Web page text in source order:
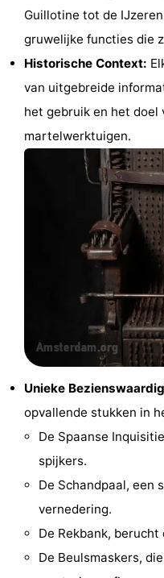
Rondvaarten
-
Experiences
Dorpen
Rondleidingen
Eten
en
drinken
Winkelen
Markten
Warenhuizen
Evenementen
Uitgelicht
Grachtengordel
Guillotine tot de
gruwelijke functies die
Historische Context:
van uitgebreide
het gebruik en het
martelwerktuigen.
Unieke
opvallende stukken in
De Spaanse
spijkers.
De Schandpaal, een
vernedering.
De Rekbank,
De Beulsmaskers,